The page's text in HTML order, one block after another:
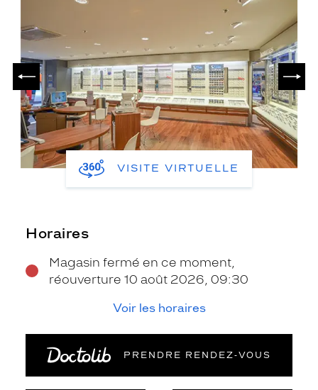
PRÉCÉDENT
VISITE VIRTUELLE
Horaires
Magasin fermé en ce moment,
réouverture 10 août 2026, 09:30
Voir les horaires
PRENDRE RENDEZ‑VOUS